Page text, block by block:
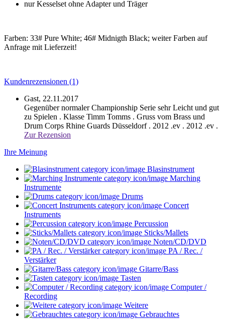
nur Kesselset ohne Adapter und Träger
Farben: 33# Pure White; 46# Midnigth Black; weiter Farben auf
Anfrage mit Lieferzeit!
Kundenrezensionen (1)
Gast, 22.11.2017
Gegenüber normaler Championship Serie sehr Leicht und gut
zu Spielen . Klasse Timm Tomms . Gruss vom Brass und
Drum Corps Rhine Guards Düsseldorf . 2012 .ev . 2012 .ev .
Zur Rezension
Ihre Meinung
Blasinstrument
Marching
Instrumente
Drums
Concert
Instruments
Percussion
Sticks/Mallets
Noten/CD/DVD
PA / Rec. /
Verstärker
Gitarre/Bass
Tasten
Computer /
Recording
Weitere
Gebrauchtes